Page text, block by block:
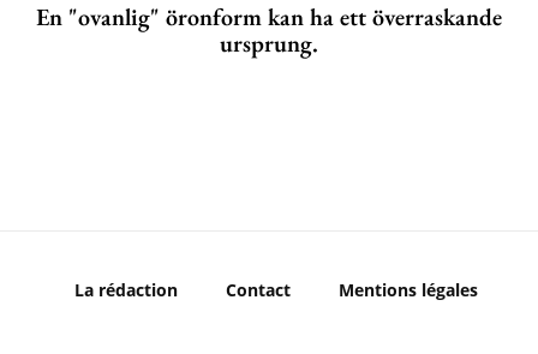
En "ovanlig" öronform kan ha ett överraskande
ursprung.
La rédaction Contact Mentions légales